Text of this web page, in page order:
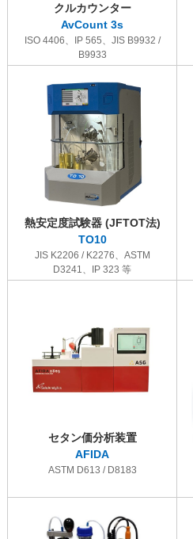
クルカウンター
AvCount 3s
ISO 4406、IP 565、JIS B9932 /
B9933
熱安定度試験器 (JFTOT法)
TO10
JIS K2206 / K2276、ASTM
D3241、IP 323 等
セタン価分析装置
AFIDA
ASTM D613 / D8183